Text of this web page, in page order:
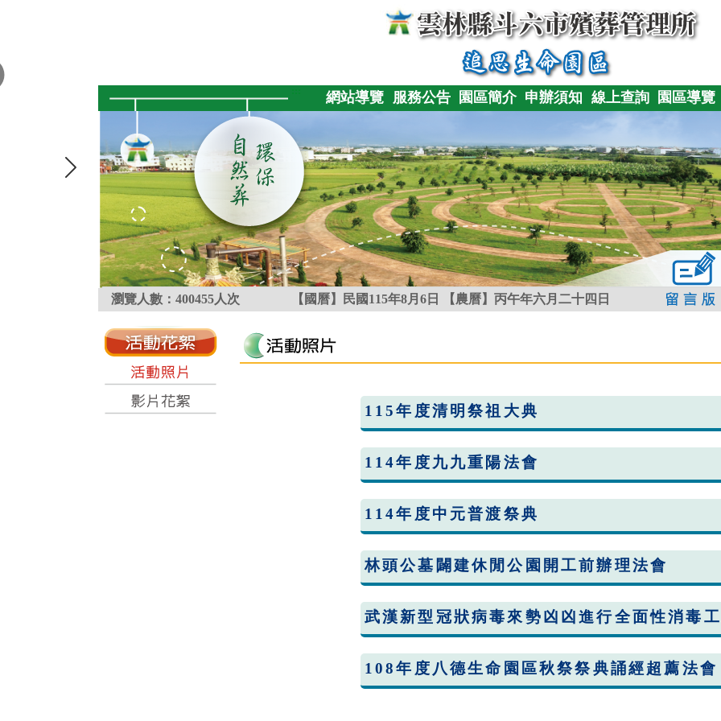
網站導覽 服務公告 園區簡介 申辦須知 線上查詢 園區導覽
瀏覽人數： 400455人次 【國曆】民國115年8月6日 【農曆】丙午年六月二十四日
115年度清明祭祖大典
114年度九九重陽法會
114年度中元普渡祭典
林頭公墓闢建休閒公園開工前辦理法會
武漢新型冠狀病毒來勢凶凶進行全面性消毒
108年度八德生命園區秋祭祭典誦經超薦法會